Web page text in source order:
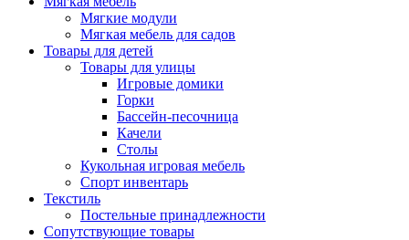
Мягкие модули
Мягкая мебель для садов
Товары для детей
Товары для улицы
Игровые домики
Горки
Бассейн-песочница
Качели
Столы
Кукольная игровая мебель
Спорт инвентарь
Текстиль
Постельные принадлежности
Сопутствующие товары